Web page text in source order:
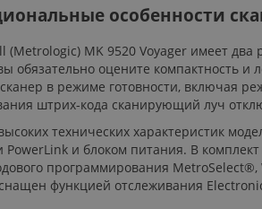
особенности
(Metrologic) MK 9520 Voyager имеет
обязательно оцените компактность и
в режиме готовности, включая
штрих-кода сканирующий луч
технических характеристик
PowerLink и блоком питания. В
программирования
функцией отслеживания